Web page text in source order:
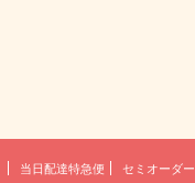
当日配達特急便 セミオーダー